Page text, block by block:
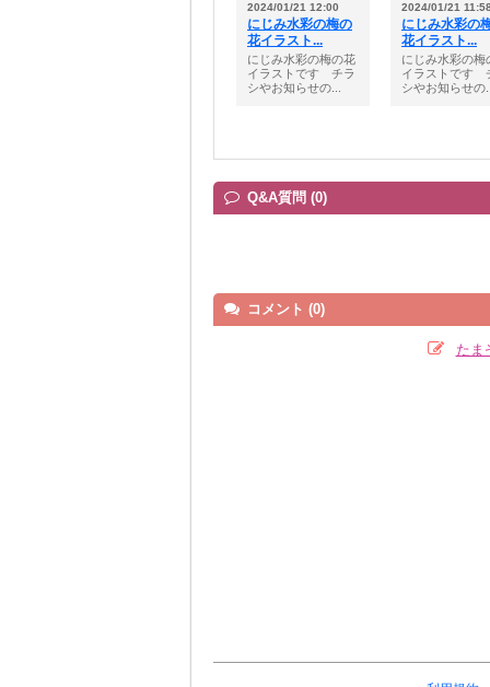
2024/01/21 12:00
にじみ水彩の梅の
花イラスト...
にじみ水彩の梅の花
イラストです チラ
シやお知らせの...
2024/01/21
にじみ水彩の
花イラスト...
にじみ水彩の梅
イラストです
シやお知らせの
Q&A質問 (0)
コメント (0)
たま